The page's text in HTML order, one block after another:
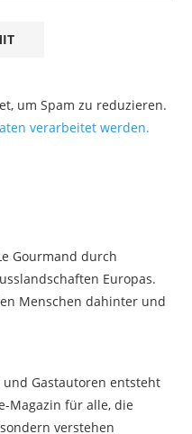
um Spam zu reduzieren.
verarbeitet werden.
Gourmand durch
Europas.
Menschen dahinter und
Gastautoren entsteht
Magazin für alle, die
verstehen